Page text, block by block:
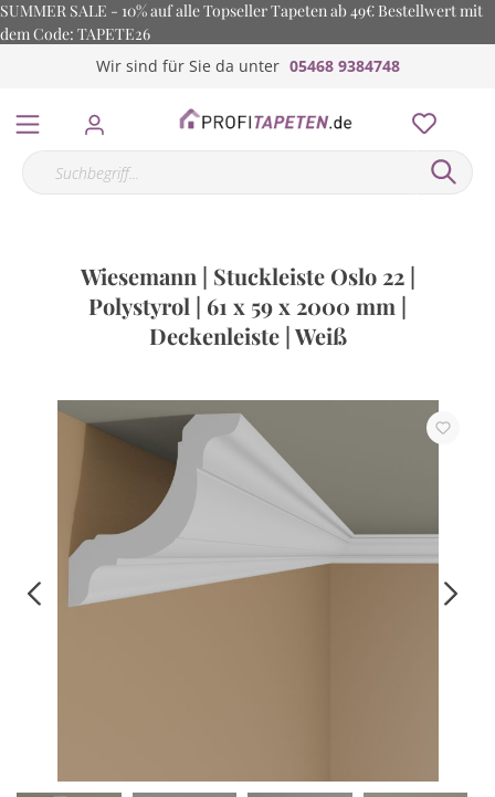
SUMMER SALE - 10% auf alle Topseller Tapeten ab 49€ Bestellwert mit
dem Code: TAPETE26
Wir sind für Sie da unter 05468 9384748
Wiesemann | Stuckleiste Oslo 22 |
Polystyrol | 61 x 59 x 2000 mm |
Deckenleiste | Weiß